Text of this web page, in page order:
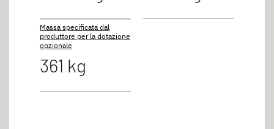
Massa specificata dal
produttore per la dotazione
opzionale
361 kg